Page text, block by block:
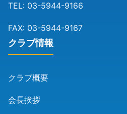
TEL: 03-5944-9166
FAX: 03-5944-9167
クラブ情報
クラブ概要
会長挨拶